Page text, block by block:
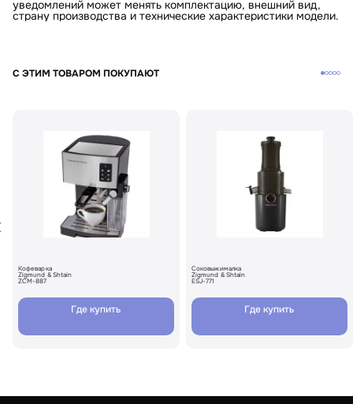
уведомлений может менять комплектацию, внешний вид,
страну производства и технические характеристики модели.
С ЭТИМ ТОВАРОМ ПОКУПАЮТ
Кофеварка
Zigmund & Shtain
ZCM-887
Где купить
Соковыжималка
Zigmund & Shtain
ESJ-771
Где купить